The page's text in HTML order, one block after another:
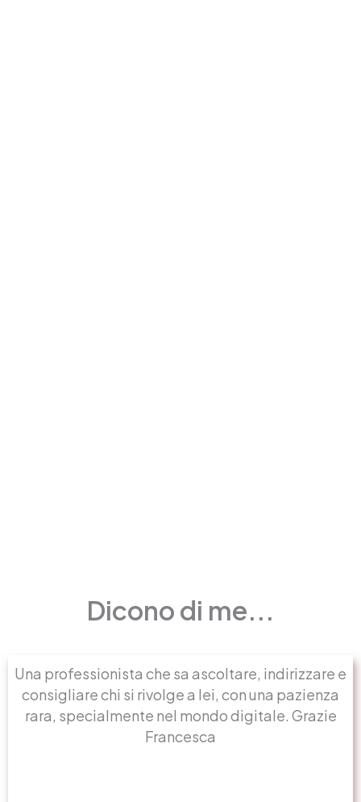
Dicono di me...
Una professionista che sa ascoltare, indirizzare e
consigliare chi si rivolge a lei, con una pazienza
rara, specialmente nel mondo digitale. Grazie
Francesca